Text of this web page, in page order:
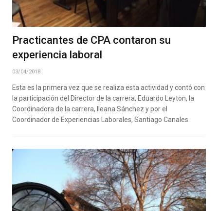
Practicantes de CPA contaron su
experiencia laboral
03/04/2018
Esta es la primera vez que se realiza esta actividad y contó con
la participación del Director de la carrera, Eduardo Leyton, la
Coordinadora de la carrera, Ileana Sánchez y por el
Coordinador de Experiencias Laborales, Santiago Canales.